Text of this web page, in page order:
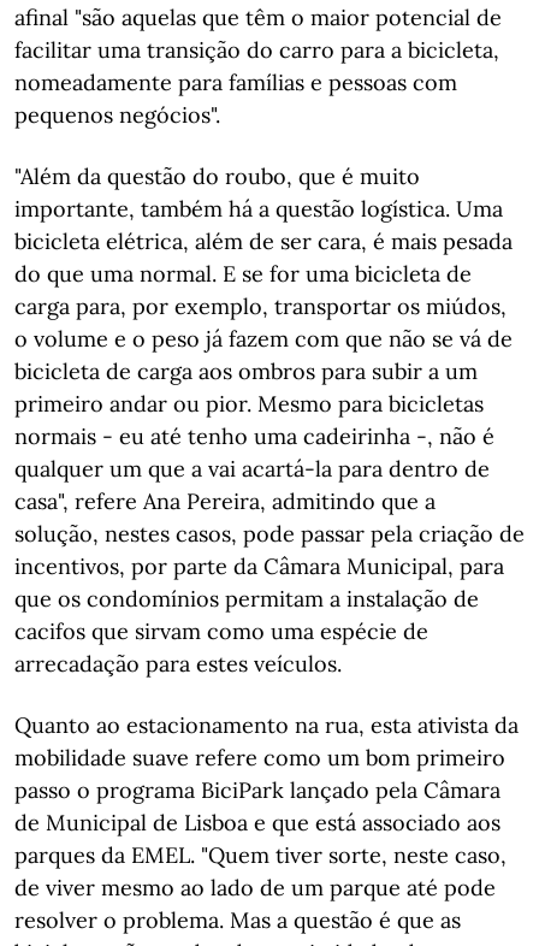
afinal "são aquelas que têm o maior potencial de
facilitar uma transição do carro para a bicicleta,
nomeadamente para famílias e pessoas com
pequenos negócios".
"Além da questão do roubo, que é muito
importante, também há a questão logística. Uma
bicicleta elétrica, além de ser cara, é mais pesada
do que uma normal. E se for uma bicicleta de
carga para, por exemplo, transportar os miúdos,
o volume e o peso já fazem com que não se vá de
bicicleta de carga aos ombros para subir a um
primeiro andar ou pior. Mesmo para bicicletas
normais - eu até tenho uma cadeirinha -, não é
qualquer um que a vai acartá-la para dentro de
casa", refere Ana Pereira, admitindo que a
solução, nestes casos, pode passar pela criação de
incentivos, por parte da Câmara Municipal, para
que os condomínios permitam a instalação de
cacifos que sirvam como uma espécie de
arrecadação para estes veículos.
Quanto ao estacionamento na rua, esta ativista da
mobilidade suave refere como um bom primeiro
passo o programa BiciPark lançado pela Câmara
de Municipal de Lisboa e que está associado aos
parques da EMEL. "Quem tiver sorte, neste caso,
de viver mesmo ao lado de um parque até pode
resolver o problema. Mas a questão é que as